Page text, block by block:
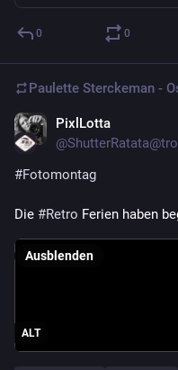
0 0
Paulette Sterckeman -
PixlLotta
@
#Fotomontag
Die #Retro Ferien haben
ALT
Ausblenden